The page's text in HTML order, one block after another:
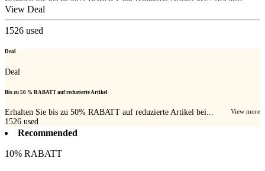
View Deal
1526 used
Deal
Deal
Bis zu 50 % RABATT auf reduzierte Artikel
Erhalten Sie bis zu 50% RABATT auf reduzierte Artikel bei... View more
1526 used
Recommended
10% RABATT